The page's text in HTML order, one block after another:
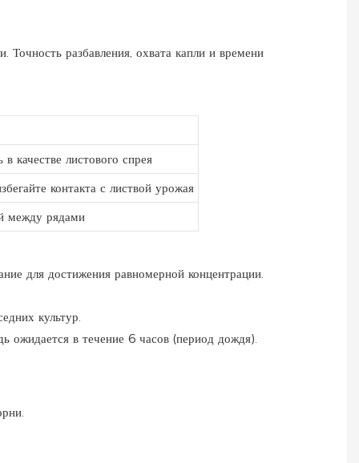
Точность разбавления, охвата капли и времени
качестве листового спрея
контакта с листвой урожая
между рядами
для достижения равномерной концентрации.
культур.
ожидается в течение 6 часов (период дождя).